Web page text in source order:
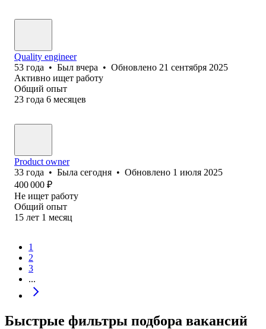
Quality engineer
53 года • Был вчера • Обновлено 21 сентября 2025
Активно ищет работу
Общий опыт
23 года 6 месяцев
Product owner
33 года • Была сегодня • Обновлено 1 июля 2025
400 000 ₽
Не ищет работу
Общий опыт
15 лет 1 месяц
1
2
3
...
Быстрые фильтры подбора вакансий